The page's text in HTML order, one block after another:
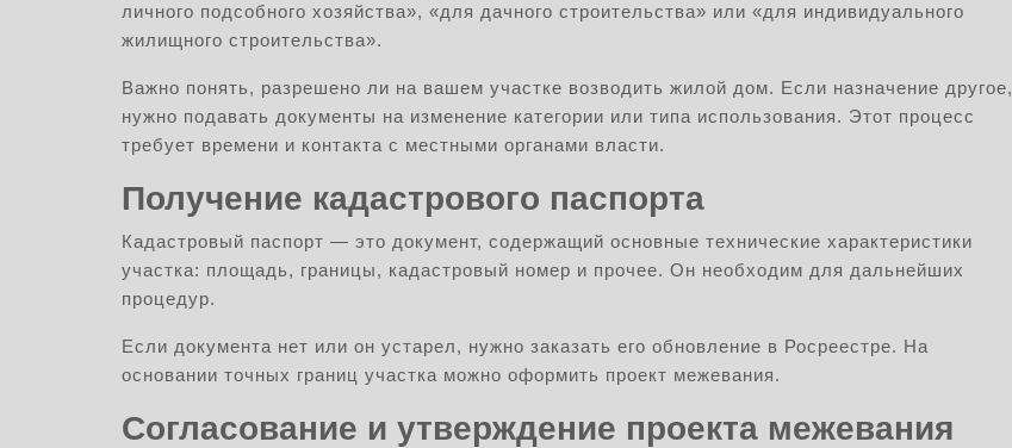
личного подсобного хозяйства», «для дачного строительства» или «для индивидуального
жилищного строительства».
Важно понять, разрешено ли на вашем участке возводить жилой дом. Если назначение другое,
нужно подавать документы на изменение категории или типа использования. Этот процесс
требует времени и контакта с местными органами власти.
Получение кадастрового паспорта
Кадастровый паспорт — это документ, содержащий основные технические характеристики
участка: площадь, границы, кадастровый номер и прочее. Он необходим для дальнейших
процедур.
Если документа нет или он устарел, нужно заказать его обновление в Росреестре. На
основании точных границ участка можно оформить проект межевания.
Согласование и утверждение проекта межевания